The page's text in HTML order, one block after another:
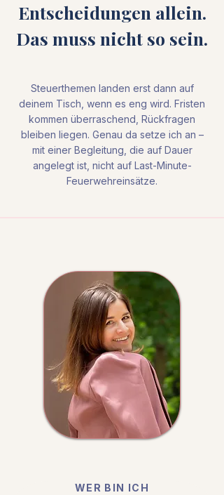
Entscheidungen allein.
Das muss nicht so sein.
Steuerthemen landen erst dann auf
deinem Tisch, wenn es eng wird. Fristen
kommen überraschend, Rückfragen
bleiben liegen. Genau da setze ich an –
mit einer Begleitung, die auf Dauer
angelegt ist, nicht auf Last-Minute-
Feuerwehreinsätze.
WER BIN ICH